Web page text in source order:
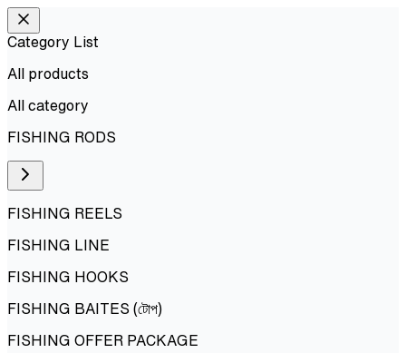
Category List
All products
All category
FISHING RODS
FISHING REELS
FISHING LINE
FISHING HOOKS
FISHING BAITES (টোপ)
FISHING OFFER PACKAGE